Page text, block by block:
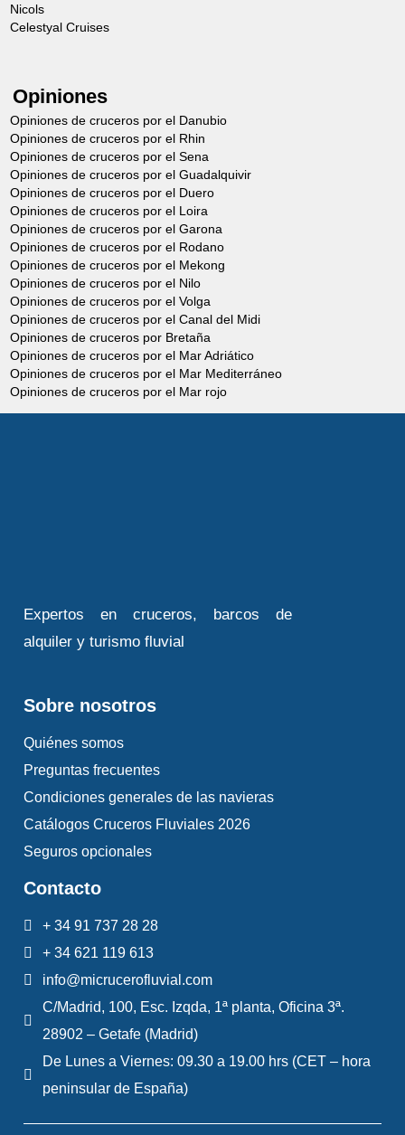
Nicols
Celestyal Cruises
Opiniones
Opiniones de cruceros por el Danubio
Opiniones de cruceros por el Rhin
Opiniones de cruceros por el Sena
Opiniones de cruceros por el Guadalquivir
Opiniones de cruceros por el Duero
Opiniones de cruceros por el Loira
Opiniones de cruceros por el Garona
Opiniones de cruceros por el Rodano
Opiniones de cruceros por el Mekong
Opiniones de cruceros por el Nilo
Opiniones de cruceros por el Volga
Opiniones de cruceros por el Canal del Midi
Opiniones de cruceros por Bretaña
Opiniones de cruceros por el Mar Adriático
Opiniones de cruceros por el Mar Mediterráneo
Opiniones de cruceros por el Mar rojo
Expertos en cruceros, barcos de
alquiler y turismo fluvial
Sobre nosotros
Quiénes somos
Preguntas frecuentes
Condiciones generales de las navieras
Catálogos Cruceros Fluviales 2026
Seguros opcionales
Contacto
+ 34 91 737 28 28
+ 34 621 119 613
info@micrucerofluvial.com
C/Madrid, 100, Esc. Izqda, 1ª planta, Oficina 3ª.
28902 – Getafe (Madrid)
De Lunes a Viernes: 09.30 a 19.00 hrs (CET – hora
peninsular de España)